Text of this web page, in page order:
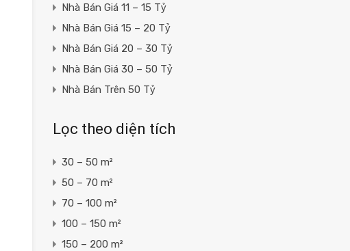
Nhà Bán Giá 11 – 15 Tỷ
Nhà Bán Giá 15 – 20 Tỷ
Nhà Bán Giá 20 – 30 Tỷ
Nhà Bán Giá 30 – 50 Tỷ
Nhà Bán Trên 50 Tỷ
Lọc theo diện tích
30 – 50 m²
50 – 70 m²
70 – 100 m²
100 – 150 m²
150 – 200 m²